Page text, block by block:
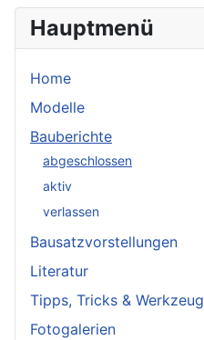
Hauptmenü
Home
Modelle
Bauberichte
abgeschlossen
aktiv
verlassen
Bausatzvorstellungen
Literatur
Tipps, Tricks & Werkzeug
Fotogalerien